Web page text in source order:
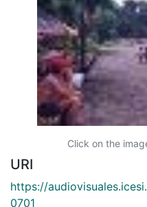
Click on the
URI
https://
0701